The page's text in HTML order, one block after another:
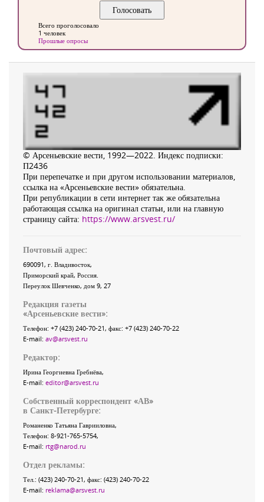
Всего проголосовало
1 человек
Прошлые опросы
© Арсеньевские вести, 1992—2022. Индекс подписки:
П2436
При перепечатке и при другом использовании материалов,
ссылка на «Арсеньевские вести» обязательна.
При републикации в сети интернет так же обязательна
работающая ссылка на оригинал статьи, или на главную
страницу сайта: https://www.arsvest.ru/
Почтовый адрес:
690091, г. Владивосток,
Приморский край, Россия
Переулок Шевченко, дом 9, 27
Редакция газеты
«Арсеньевские вести»:
Телефон: +7 (423) 240-70-21, факс: +7 (423) 240-70-22
E-mail: av@arsvest.ru
Редактор:
Ирина Георгиевна Гребнёва,
E-mail: editor@arsvest.ru
Собственный корреспондент «АВ»
в Санкт-Петербурге:
Романенко Татьяна Гаврииловна,
Телефон: 8-921-765-5754,
E-mail: rtg@narod.ru
Отдел рекламы:
Тел.: (423) 240-70-21, факс: (423) 240-70-22
E-mail: reklama@arsvest.ru